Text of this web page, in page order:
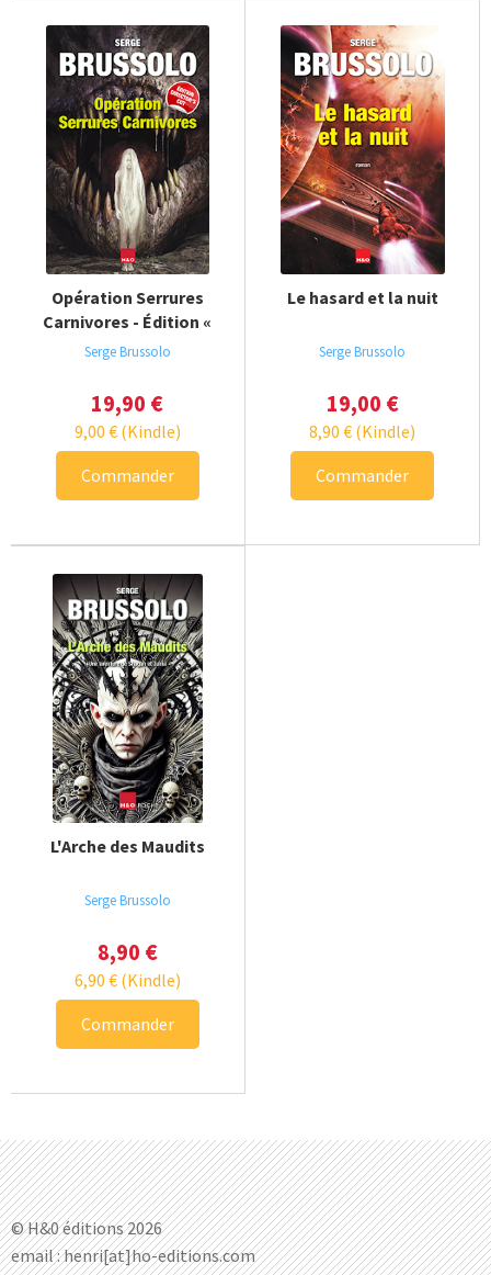
Opération Serrures
Carnivores - Édition «
Director's cut »
Serge Brussolo
19,90 €
9,00 €(Kindle)
Commander
Le hasard et la nuit
Serge Brussolo
19,00 €
8,90€ (Kindle)
Commander
L'Arche des Maudits
Serge Brussolo
8,90 €
6,90 €(Kindle)
Commander
© H&0 éditions 2026
email : henri[at]ho-editions.com